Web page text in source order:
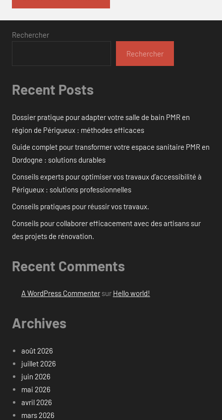
Rechercher
Rechercher
Recent Posts
Dossier pratique pour adapter votre salle de bain PMR en
région de Périgueux : méthodes efficaces
Guide complet pour transformer votre espace sanitaire PMR en
Dordogne : solutions durables
Conseils experts pour optimiser vos travaux d’accessibilité à
Périgueux : solutions professionnelles
Conseils pratiques pour réussir vos travaux.
Conseils pour collaborer efficacement avec des artisans sur
des projets de rénovation.
Recent Comments
A WordPress Commentersur Hello world!
Archives
août 2026
juillet 2026
juin 2026
mai 2026
avril 2026
mars 2026